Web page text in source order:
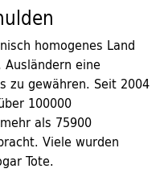
homogenes Land
eine
zu gewähren. Seit 2004
100000
als 75900
Viele wurden
Tote.